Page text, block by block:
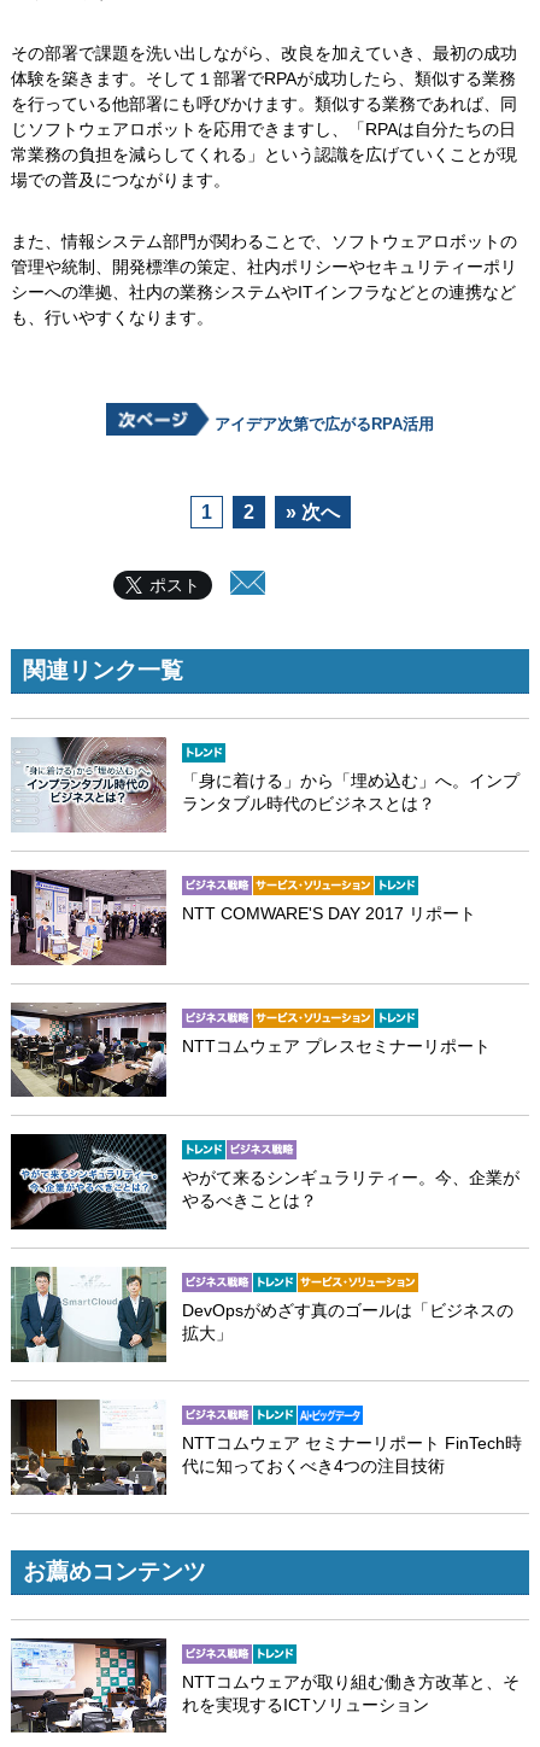
その部署で課題を洗い出しながら、改良を加えていき、最初の成功
体験を築きます。そして１部署でRPAが成功したら、類似する業務
を行っている他部署にも呼びかけます。類似する業務であれば、同
じソフトウェアロボットを応用できますし、「RPAは自分たちの日
常業務の負担を減らしてくれる」という認識を広げていくことが現
場での普及につながります。
また、情報システム部門が関わることで、ソフトウェアロボットの
管理や統制、開発標準の策定、社内ポリシーやセキュリティーポリ
シーへの準拠、社内の業務システムやITインフラなどとの連携など
も、行いやすくなります。
アイデア次第で広がるRPA活用
1 2 » 次へ
ポスト
関連リンク一覧
「身に着ける」から「埋め込む」へ。インプ
ランタブル時代のビジネスとは？
NTT COMWARE'S DAY 2017 リポート
NTTコムウェア プレスセミナーリポート
やがて来るシンギュラリティー。今、企業が
やるべきことは？
DevOpsがめざす真のゴールは「ビジネスの
拡大」
NTTコムウェア セミナーリポート FinTech時
代に知っておくべき4つの注目技術
お薦めコンテンツ
NTTコムウェアが取り組む働き方改革と、そ
れを実現するICTソリューション